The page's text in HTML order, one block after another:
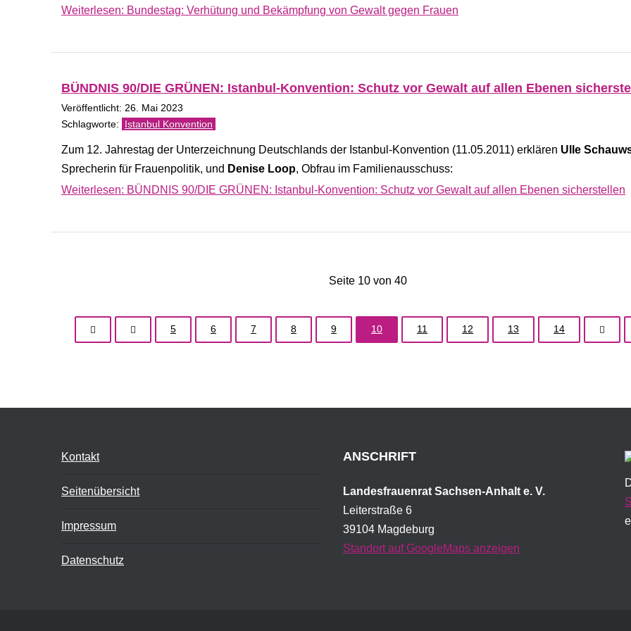
Weiterlesen: Bundestag: Verhütung und Bekämpfung von Gewalt gegen Frauen
BÜNDNIS 90/DIE GRÜNEN: Istanbul-Konvention: Schutz vor Gewalt auf allen Ebenen
Veröffentlicht: 26. Mai 2023
Istanbul Konvention
Zum 12. Jahrestag der Unterzeichnung Deutschlands der Istanbul-Konvention (11.05.2011) erklären Ulle
Sprecherin für Frauenpolitik, und Denise Loop, Obfrau im Familienausschuss:
Weiterlesen: BÜNDNIS 90/DIE GRÜNEN: Istanbul-Konvention: Schutz vor Gewalt auf allen Ebenen sicherstellen
Seite 10 von 40
5 6 7 8 9 10 11 12 13 14
Kontakt
Seitenübersicht
Impressum
Datenschutz
ANSCHRIFT
Landesfrauenrat Sachsen-Anhalt e. V.
Leiterstraße 6
39104 Magdeburg
Standort auf GoogleMaps anzeigen